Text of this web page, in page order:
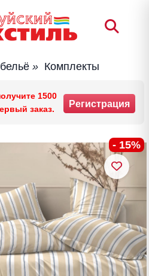
» Комплекты
1500
заказ.
Регистрация
- 15%